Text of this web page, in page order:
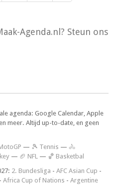
Agenda.nl? Steun ons
agenda: Google Calendar, Apple
meer. Altijd up-to-date, en geen
— 🎾 Tennis — 🚴
— 🏈 NFL — 🏀 Basketbal
2. Bundesliga - AFC Asian Cup -
- Africa Cup of Nations - Argentine